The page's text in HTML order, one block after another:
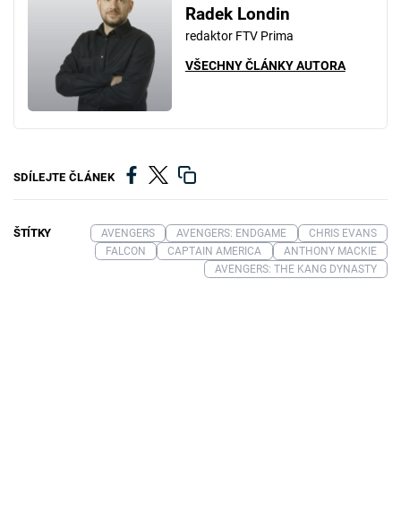
Radek Londin
redaktor FTV Prima
VŠECHNY ČLÁNKY AUTORA
SDÍLEJTE ČLÁNEK
ŠTÍTKY AVENGERS AVENGERS: ENDGAME
CHRIS EVANS
FALCON
CAPTAIN AMERICA
ANTHONY MACKIE
AVENGERS: THE KANG DYNASTY